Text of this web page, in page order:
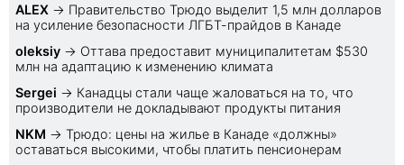
ALEX → Правительство Трюдо выделит 1,5 млн долларов
на усиление безопасности ЛГБТ-прайдов в Канаде
oleksiy → Оттава предоставит муниципалитетам $530
млн на адаптацию к изменению климата
Sеrgei → Канадцы стали чаще жаловаться на то, что
производители не докладывают продукты питания
NKM → Трюдо: цены на жилье в Канаде «должны»
оставаться высокими, чтобы платить пенсионерам